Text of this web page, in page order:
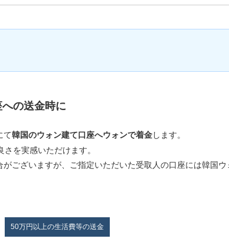
の送金時に
て韓国のウォン建て口座へウォンで着金します。
を実感いただけます。
ございますが、ご指定いただいた受取人の口座には韓国ウ
50万円以上の生活費等の送金